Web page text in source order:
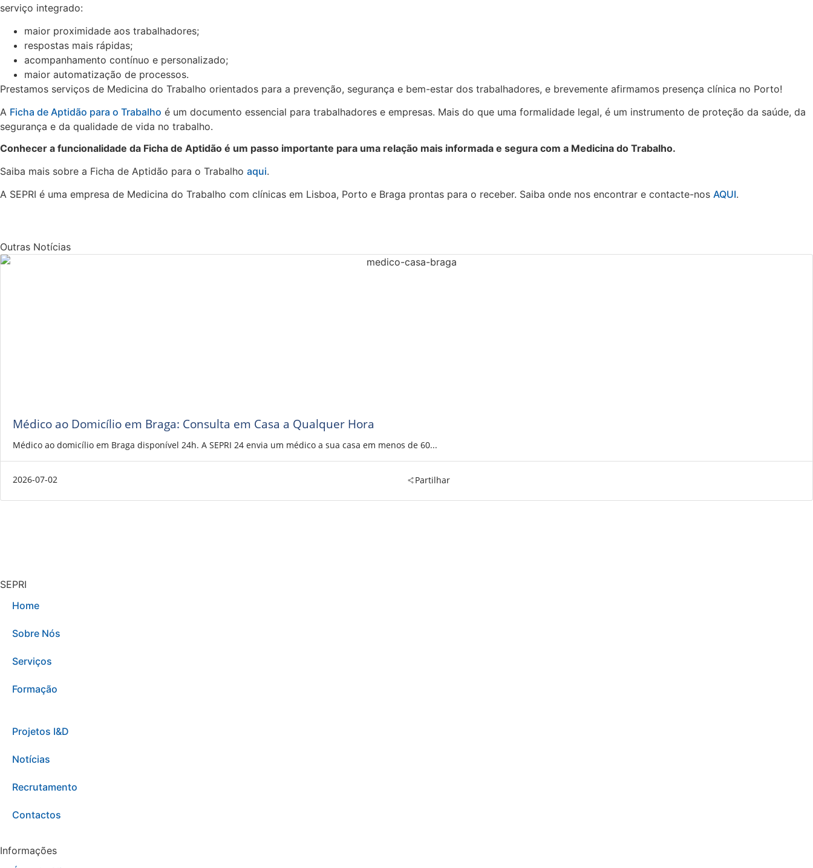
serviço integrado:
maior proximidade aos trabalhadores;
respostas mais rápidas;
acompanhamento contínuo e personalizado;
maior automatização de processos.
Prestamos serviços de Medicina do Trabalho orientados para a prevenção, segurança e bem-estar dos trabalhadores, e brevemente afirmamos presença clínica no Porto!
A Ficha de Aptidão para o Trabalho é um documento essencial para trabalhadores e empresas. Mais do que uma formalidade legal, é um instrumento de proteção da saúde, da
segurança e da qualidade de vida no trabalho.
Conhecer a funcionalidade da Ficha de Aptidão é um passo importante para uma relação mais informada e segura com a Medicina do Trabalho.
Saiba mais sobre a Ficha de Aptidão para o Trabalho aqui.
A SEPRI é uma empresa de Medicina do Trabalho com clínicas em Lisboa, Porto e Braga prontas para o receber. Saiba onde nos encontrar e contacte-nos AQUI.
Outras Notícias
Médico ao Domicílio em Braga: Consulta em Casa a Qualquer Hora
Médico ao domicílio em Braga disponível 24h. A SEPRI 24 envia um médico a sua casa em menos de 60...
2026-07-02 Partilhar
SEPRI
Home
Sobre Nós
Serviços
Formação
Projetos I&D
Notícias
Recrutamento
Contactos
Informações